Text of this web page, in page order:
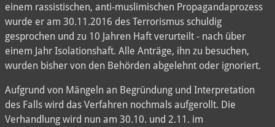
einem rassistischen, anti-muslimischen Propagandaprozess
wurde er am 30.11.2016 des Terrorismus schuldig
gesprochen und zu 10 Jahren Haft verurteilt - nach über
einem Jahr Isolationshaft. Alle Anträge, ihn zu besuchen,
wurden bisher von den Behörden abgelehnt oder ignoriert.
Aufgrund von Mängeln an Begründung und Interpretation
des Falls wird das Verfahren nochmals aufgerollt. Die
Verhandlung wird nun am 30.10. und 2.11. im